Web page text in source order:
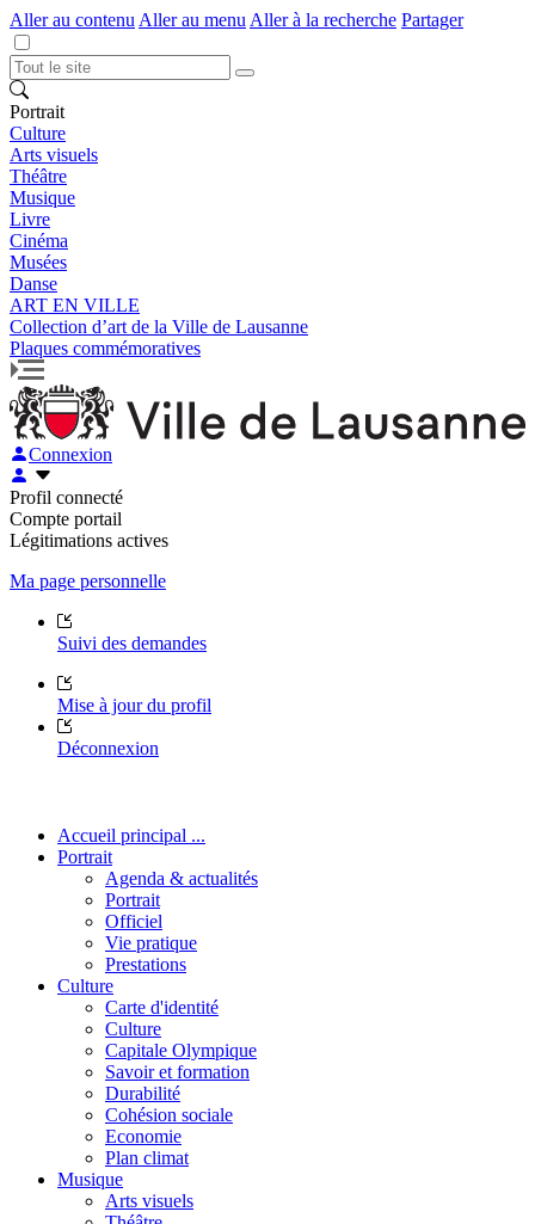
Aller au contenu Aller au menu Aller à la recherche Partager
Portrait
Culture
Arts visuels
Théâtre
Musique
Livre
Cinéma
Musées
Danse
ART EN VILLE
Collection d’art de la Ville de Lausanne
Plaques commémoratives
Connexion
Profil connecté
Compte portail
Légitimations actives
Ma page personnelle
Suivi des demandes
Mise à jour du profil
Déconnexion
Accueil principal ...
Portrait
Agenda & actualités
Portrait
Officiel
Vie pratique
Prestations
Culture
Carte d'identité
Culture
Capitale Olympique
Savoir et formation
Durabilité
Cohésion sociale
Economie
Plan climat
Musique
Arts visuels